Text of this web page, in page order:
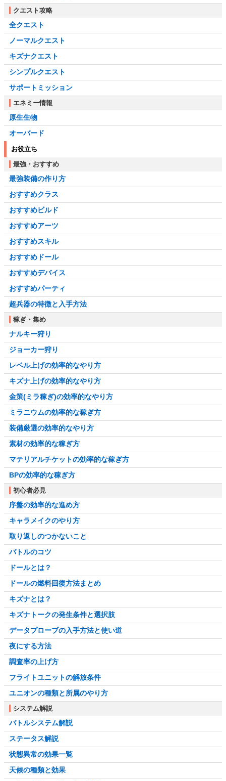
クエスト攻略
全クエスト
ノーマルクエスト
キズナクエスト
シンプルクエスト
サポートミッション
エネミー情報
原生生物
オーバード
お役立ち
最強・おすすめ
最強装備の作り方
おすすめクラス
おすすめビルド
おすすめアーツ
おすすめスキル
おすすめドール
おすすめデバイス
おすすめパーティ
超兵器の特徴と入手方法
稼ぎ・集め
ナルキー狩り
ジョーカー狩り
レベル上げの効率的なやり方
キズナ上げの効率的なやり方
金策(ミラ稼ぎ)の効率的なやり方
ミラニウムの効率的な稼ぎ方
装備厳選の効率的なやり方
素材の効率的な稼ぎ方
マテリアルチケットの効率的な稼ぎ方
BPの効率的な稼ぎ方
初心者必見
序盤の効率的な進め方
キャラメイクのやり方
取り返しのつかないこと
バトルのコツ
ドールとは？
ドールの燃料回復方法まとめ
キズナとは？
キズナトークの発生条件と選択肢
データプローブの入手方法と使い道
夜にする方法
調査率の上げ方
フライトユニットの解放条件
ユニオンの種類と所属のやり方
システム解説
バトルシステム解説
ステータス解説
状態異常の効果一覧
天候の種類と効果